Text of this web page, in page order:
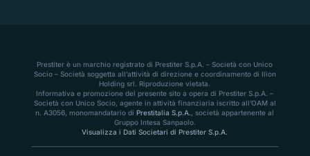
Prestiter è un marchio registrato di Prestiter S.p.A. – Società con Unico
Socio – Società soggetta all’attività di direzione e coordinamento di Ilion
Holding srl. Riproduzione vietata.
Informativa e promozione del presente sito a opera di Prestiter S.p.A. –
Società con Unico Socio, agente in attività finanziaria iscritto all’OAM al
n. A3056, monomandatario di Prestitalia S.p.A., società appartenente al
Gruppo Intesa Sanpaolo.
Visualizza i Dati Societari di Prestiter S.p.A.